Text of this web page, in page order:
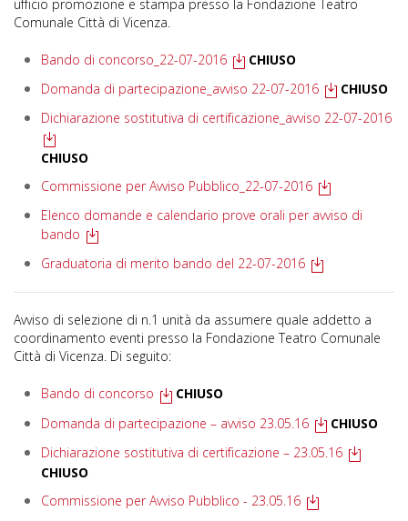
ufficio promozione e stampa presso la Fondazione Teatro
Comunale Città di Vicenza.
Bando di concorso_22-07-2016
CHIUSO
Domanda di partecipazione_avviso 22-07-2016
CHIUSO
Dichiarazione sostitutiva di certificazione_avviso 22-07-2016
CHIUSO
Commissione per Avviso Pubblico_22-07-2016
Elenco domande e calendario prove orali per avviso di
bando
Graduatoria di merito bando del 22-07-2016
Avviso di selezione di n.1 unità da assumere quale addetto a
coordinamento eventi presso la Fondazione Teatro Comunale
Città di Vicenza. Di seguito:
Bando di concorso
CHIUSO
Domanda di partecipazione – avviso 23.05.16
CHIUSO
Dichiarazione sostitutiva di certificazione – 23.05.16
CHIUSO
Commissione per Avviso Pubblico - 23.05.16